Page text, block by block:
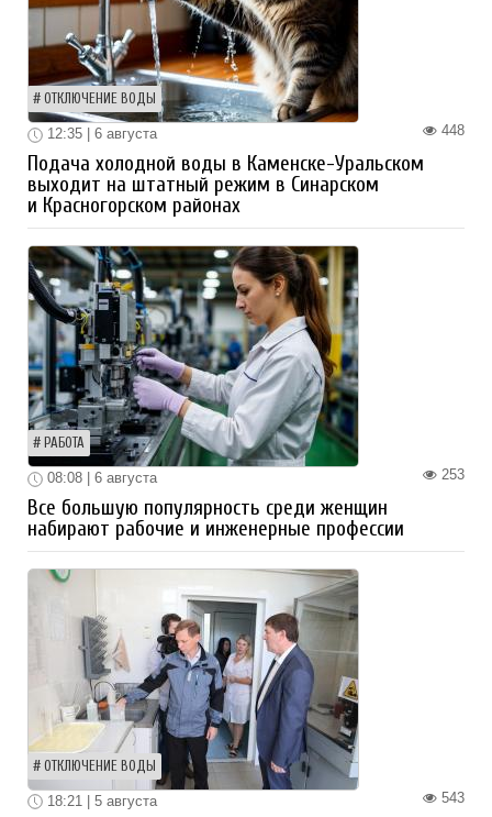
ОТКЛЮЧЕНИЕ ВОДЫ
448
12:35 | 6 августа
Подача холодной воды в Каменске-Уральском
выходит на штатный режим в Синарском
и Красногорском районах
РАБОТА
253
08:08 | 6 августа
Все большую популярность среди женщин
набирают рабочие и инженерные профессии
ОТКЛЮЧЕНИЕ ВОДЫ
543
18:21 | 5 августа